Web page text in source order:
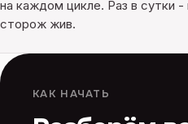
на каждом цикле. Раз в сутки -
сторож жив.
КАК НАЧАТЬ